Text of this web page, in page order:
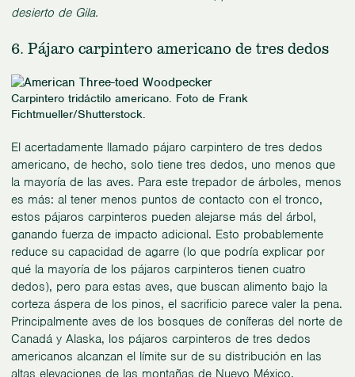
desierto de Gila.
6. Pájaro carpintero americano de tres dedos
Carpintero tridáctilo americano. Foto de Frank
Fichtmueller/Shutterstock.
El acertadamente llamado pájaro carpintero de tres dedos
americano, de hecho, solo tiene tres dedos, uno menos que
la mayoría de las aves. Para este trepador de árboles, menos
es más: al tener menos puntos de contacto con el tronco,
estos pájaros carpinteros pueden alejarse más del árbol,
ganando fuerza de impacto adicional. Esto probablemente
reduce su capacidad de agarre (lo que podría explicar por
qué la mayoría de los pájaros carpinteros tienen cuatro
dedos), pero para estas aves, que buscan alimento bajo la
corteza áspera de los pinos, el sacrificio parece valer la pena.
Principalmente aves de los bosques de coníferas del norte de
Canadá y Alaska, los pájaros carpinteros de tres dedos
americanos alcanzan el límite sur de su distribución en las